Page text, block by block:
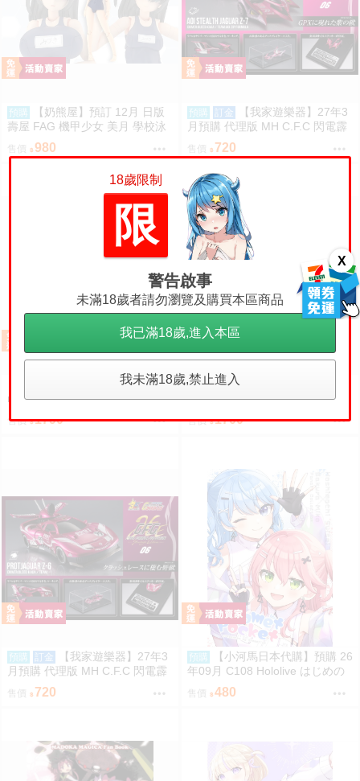
X
預購
【奶熊屋】預訂 12月 日版
壽屋 FAG 機甲少女 美月 學校泳
裝 死庫水 一般版 組裝模型 0810
售價 980
預購 訂金
【我家遊樂器】27年3
月預購 代理版 MH C.F.C 閃電霹
靂車 新世紀GPX 隱形美洲豹Z-7
售價 720
（四葉亭）預約8月 C108 Maiso
n de l’Ete 特典：B2掛軸 TwinBo
售價 1790
（四葉亭）預約8月 C108 教え子
の弱みを握って辱めてみた 特
售價 1700
預購 訂金
【我家遊樂器】27年3
月預購 代理版 MH C.F.C 閃電霹
靂車 新世紀GPX 原始美洲豹Z-6
售價 720
預購
【小河馬日本代購】預購 26
年09月 C108 Hololive はじめの
一歩め! 繪師:阿古わざき
售價 480
18歲限制
限
警告啟事
未滿18歲者請勿瀏覽及購買本區商品
我已滿18歲,進入本區
我未滿18歲,禁止進入